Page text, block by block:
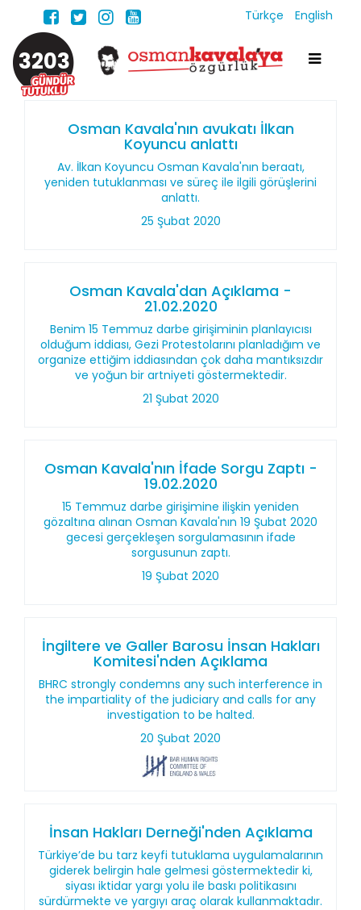
Türkçe English
3203
Osman Kavala'nın avukatı İlkan
Koyuncu anlattı
Av. İlkan Koyuncu Osman Kavala'nın beraatı,
yeniden tutuklanması ve süreç ile ilgili görüşlerini
anlattı.
25 Şubat 2020
Osman Kavala'dan Açıklama -
21.02.2020
Benim 15 Temmuz darbe girişiminin planlayıcısı
olduğum iddiası, Gezi Protestolarını planladığım ve
organize ettiğim iddiasından çok daha mantıksızdır
ve yoğun bir artniyeti göstermektedir.
21 Şubat 2020
Osman Kavala'nın İfade Sorgu Zaptı -
19.02.2020
15 Temmuz darbe girişimine ilişkin yeniden
gözaltına alınan Osman Kavala'nın 19 Şubat 2020
gecesi gerçekleşen sorgulamasının ifade
sorgusunun zaptı.
19 Şubat 2020
İngiltere ve Galler Barosu İnsan Hakları
Komitesi'nden Açıklama
BHRC strongly condemns any such interference in
the impartiality of the judiciary and calls for any
investigation to be halted.
20 Şubat 2020
İnsan Hakları Derneği'nden Açıklama
Türkiye’de bu tarz keyfi tutuklama uygulamalarının
giderek belirgin hale gelmesi göstermektedir ki,
siyası iktidar yargı yolu ile baskı politikasını
sürdürmekte ve yargıyı araç olarak kullanmaktadır.